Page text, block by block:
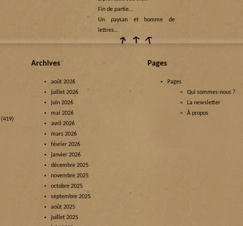
Fin de partie…
Un paysan et homme de
lettres…
(419)
Archives
août 2026
juillet 2026
juin 2026
mai 2026
avril 2026
mars 2026
février 2026
janvier 2026
décembre 2025
novembre 2025
octobre 2025
septembre 2025
août 2025
juillet 2025
Pages
Pages
Qui sommes-nous ?
La newsletter
À propos